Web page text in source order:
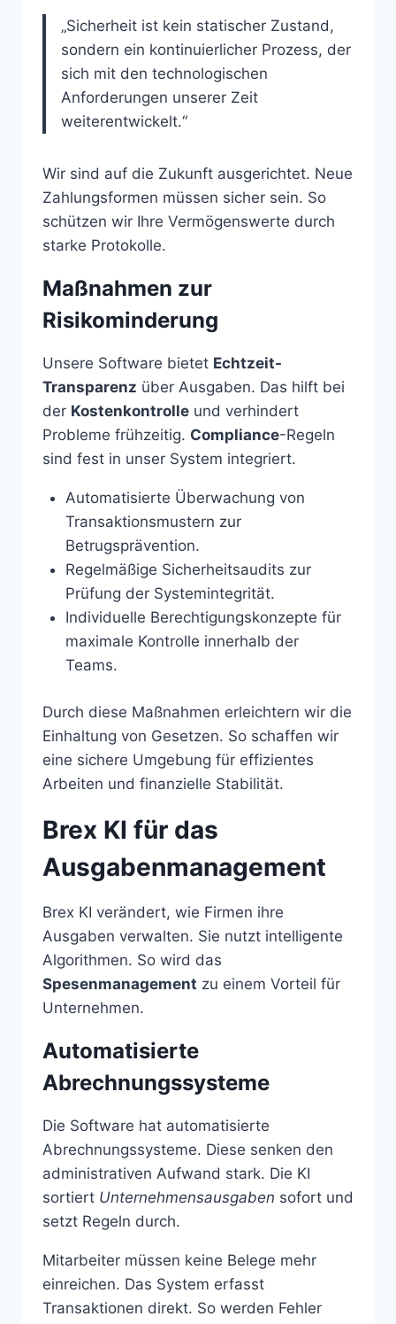
„Sicherheit ist kein statischer Zustand,
sondern ein kontinuierlicher Prozess, der
sich mit den technologischen
Anforderungen unserer Zeit
weiterentwickelt.“
Wir sind auf die Zukunft ausgerichtet. Neue
Zahlungsformen müssen sicher sein. So
schützen wir Ihre Vermögenswerte durch
starke Protokolle.
Maßnahmen zur
Risikominderung
Unsere Software bietet Echtzeit-
Transparenz über Ausgaben. Das hilft bei
der Kostenkontrolle und verhindert
Probleme frühzeitig. Compliance-Regeln
sind fest in unser System integriert.
Automatisierte Überwachung von
Transaktionsmustern zur
Betrugsprävention.
Regelmäßige Sicherheitsaudits zur
Prüfung der Systemintegrität.
Individuelle Berechtigungskonzepte für
maximale Kontrolle innerhalb der
Teams.
Durch diese Maßnahmen erleichtern wir die
Einhaltung von Gesetzen. So schaffen wir
eine sichere Umgebung für effizientes
Arbeiten und finanzielle Stabilität.
Brex KI für das
Ausgabenmanagement
Brex KI verändert, wie Firmen ihre
Ausgaben verwalten. Sie nutzt intelligente
Algorithmen. So wird das
Spesenmanagement zu einem Vorteil für
Unternehmen.
Automatisierte
Abrechnungssysteme
Die Software hat automatisierte
Abrechnungssysteme. Diese senken den
administrativen Aufwand stark. Die KI
sortiert Unternehmensausgaben sofort und
setzt Regeln durch.
Mitarbeiter müssen keine Belege mehr
einreichen. Das System erfasst
Transaktionen direkt. So werden Fehler